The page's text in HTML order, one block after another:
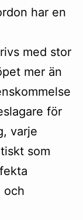
har en
med stor
mer än
för
varje
som
och